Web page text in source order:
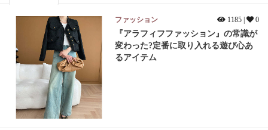
ファッション 1185 | 0
『アラフィフファッション』の常識が
変わった?定番に取り入れる遊び心あ
るアイテム